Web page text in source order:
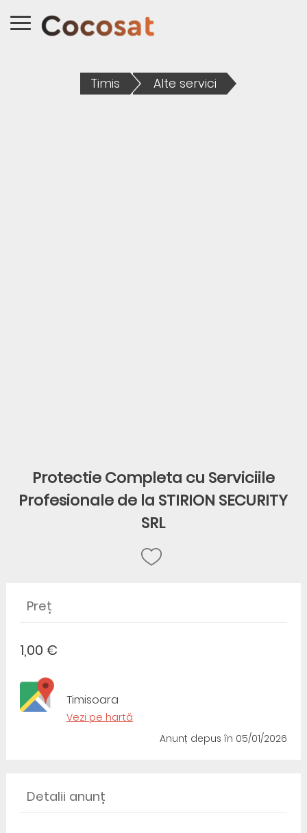
Timis Alte servici
Protectie Completa cu Serviciile
Profesionale de la STIRION SECURITY
SRL
Preț
1,00 €
Timisoara
Vezi pe hartă
Anunț depusîn 05/01/2026
Detalii anunț